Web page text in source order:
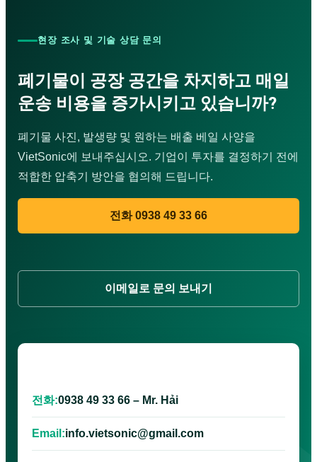
현장 조사 및 기술 상담 문의
폐기물이 공장 공간을 차지하고 매일
운송 비용을 증가시키고 있습니까?
폐기물 사진, 발생량 및 원하는 배출 베일 사양을
VietSonic에 보내주십시오. 기업이 투자를 결정하기 전에
적합한 압축기 방안을 협의해 드립니다.
전화 0938 49 33 66
이메일로 문의 보내기
전화:0938 49 33 66 – Mr. Hải
Email:info.vietsonic@gmail.com